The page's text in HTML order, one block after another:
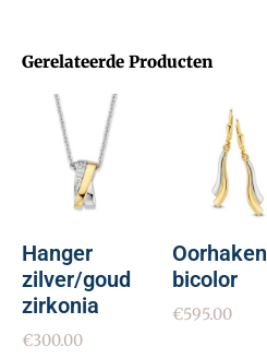
Gerelateerde Producten
Hanger
zilver/goud
zirkonia
€300.00
Oorhaken
bicolor
€595.00